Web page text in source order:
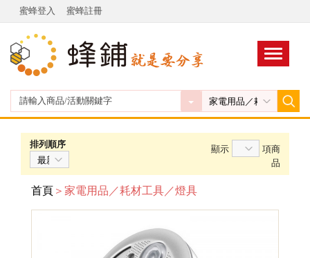
蜜蜂登入 蜜蜂註冊
排列順序 顯示
項商
品
首頁 ＞家電用品／耗材工具／燈具